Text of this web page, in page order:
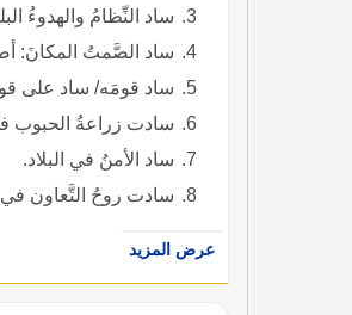
ساد النِّظامُ والهدوءُ
ساد الصَّمتُ المكانَ:
ساد قومَه/ ساد على
سادت زراعةُ الحبوب
ساد الأمنُ في البلاد.
سادت روحُ التَّعاون في
عرض المزيد